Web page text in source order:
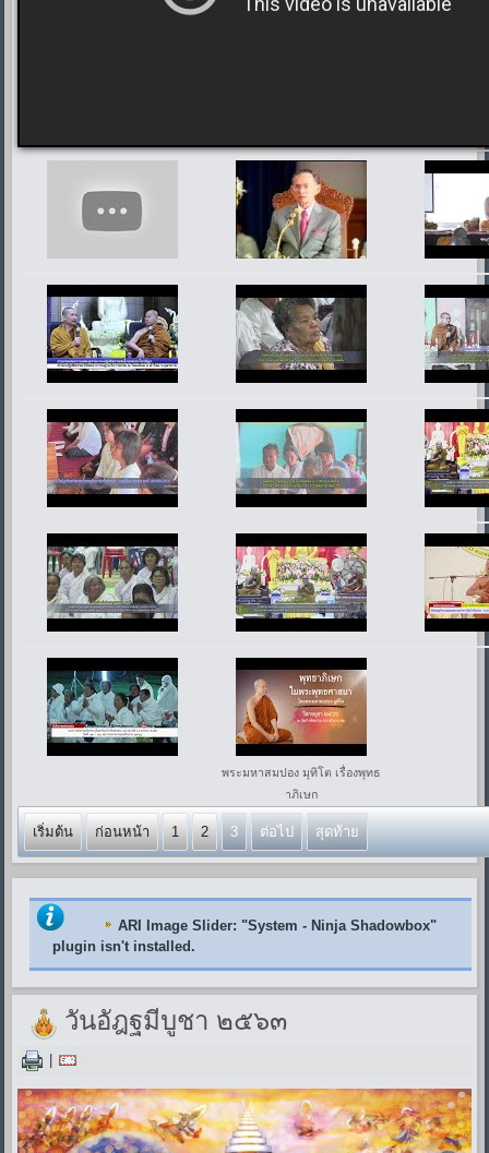
พระมหาสมปอง มุทิโต เรื่องพุทธ
าภิเษก
เริ่มต้น ก่อนหน้า 1 2 3 ต่อไป สุดท้าย
ARI Image Slider: "System - Ninja Shadowbox"
plugin isn't installed.
วันอัฎฐมีบูชา ๒๕๖๓
|